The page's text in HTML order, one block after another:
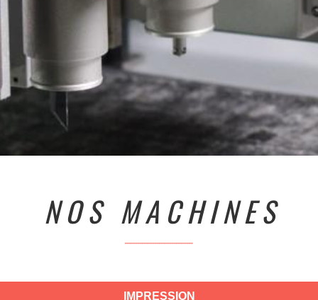
N O S M A C H I N E S
IMPRESSION